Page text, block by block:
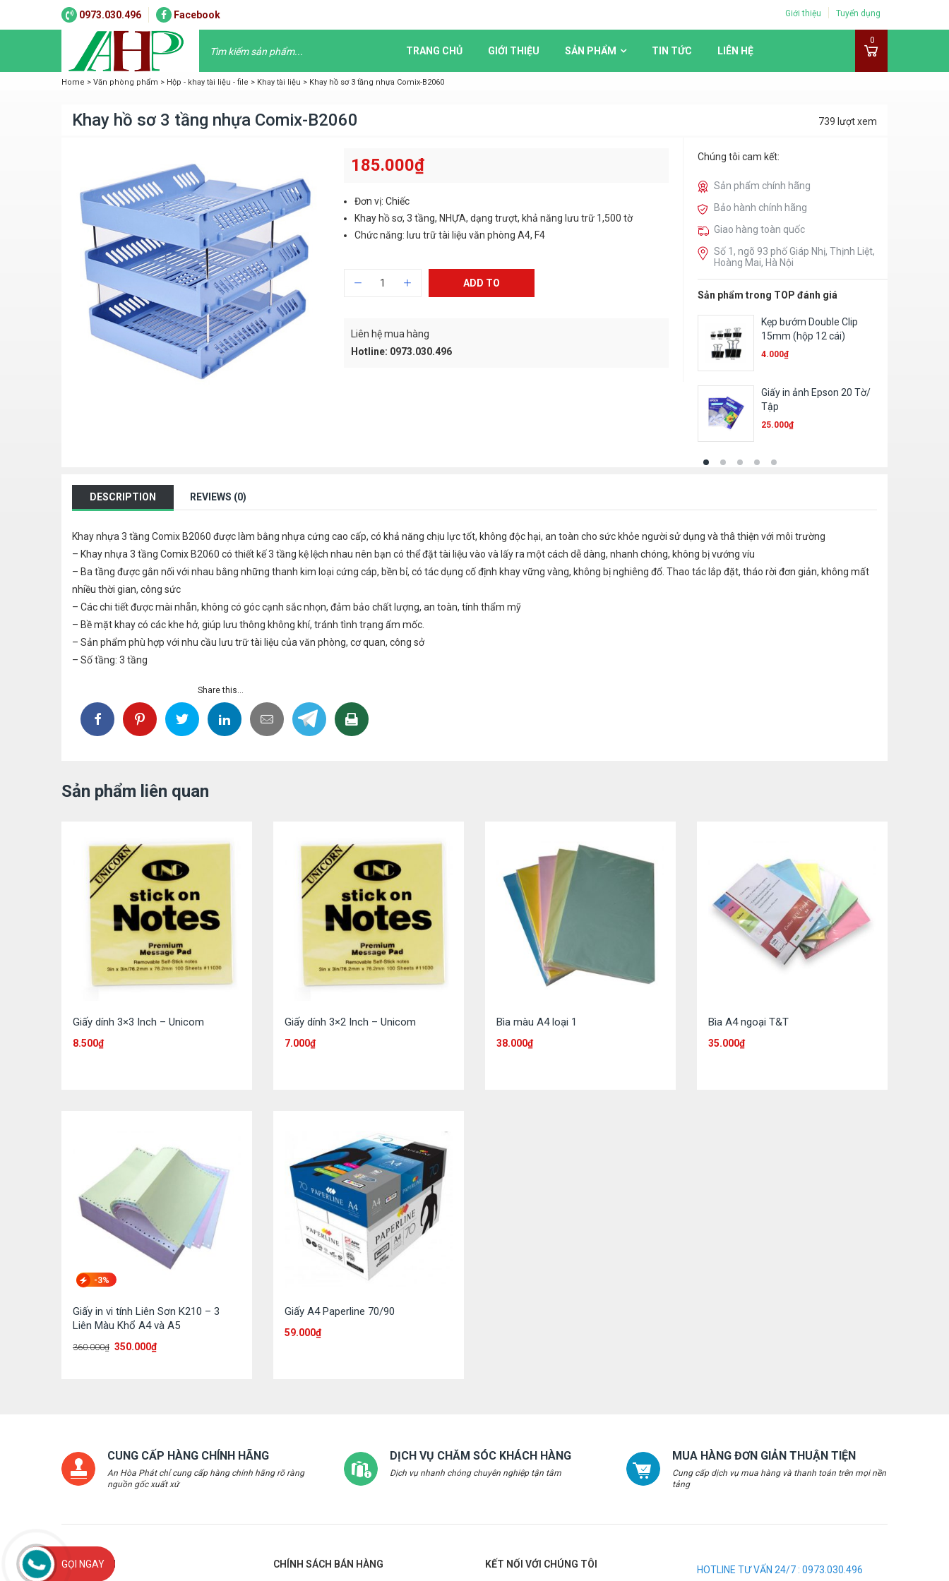
0973.030.496 Facebook Giới thiệu Tuyển dụng
TRANG CHỦ GIỚI THIỆU SẢN PHẨM TIN TỨC LIÊN HỆ
0
Home > Văn phòng phẩm > Hộp - khay tài liệu - file > Khay tài liệu > Khay hồ sơ 3 tầng nhựa Comix-B2060
Khay hồ sơ 3 tầng nhựa Comix-B2060 739 lượt xem
185.000₫
Đơn vị: Chiếc
Khay hồ sơ, 3 tầng, NHỰA, dạng trượt, khả năng lưu trữ 1,500 tờ
Chức năng: lưu trữ tài liệu văn phòng A4, F4
ADD TO
Liên hệ mua hàng
Hotline: 0973.030.496
Chúng tôi cam kết:
Sản phẩm chính hãng
Bảo hành chính hãng
Giao hàng toàn quốc
Số 1, ngõ 93 phố Giáp Nhị, Thịnh Liệt,
Hoàng Mai, Hà Nội
Sản phẩm trong TOP đánh giá
Kẹp bướm Double Clip
15mm (hộp 12 cái)
4.000₫
Giấy in ảnh Epson 20 Tờ/
Tập
25.000₫
DESCRIPTION REVIEWS (0)
Khay nhựa 3 tầng Comix B2060 được làm bằng nhựa cứng cao cấp, có khả năng chịu lực tốt, không độc hại, an toàn cho sức khỏe người sử dụng và thâ thiện với môi trường
– Khay nhựa 3 tầng Comix B2060 có thiết kế 3 tầng kệ lệch nhau nên bạn có thể đặt tài liệu vào và lấy ra một cách dễ dàng, nhanh chóng, không bị vướng víu
– Ba tầng được gắn nối với nhau bằng những thanh kim loại cứng cáp, bền bỉ, có tác dụng cố định khay vững vàng, không bị nghiêng đổ. Thao tác lắp đặt, tháo rời đơn giản, không mất
nhiều thời gian, công sức
– Các chi tiết được mài nhẵn, không có góc cạnh sắc nhọn, đảm bảo chất lượng, an toàn, tính thẩm mỹ
– Bề mặt khay có các khe hở, giúp lưu thông không khí, tránh tình trạng ẩm mốc.
– Sản phẩm phù hợp với nhu cầu lưu trữ tài liệu của văn phòng, cơ quan, công sở
– Số tầng: 3 tầng
Share this...
Sản phẩm liên quan
Giấy dính 3×3 Inch – Unicom
8.500₫
Giấy dính 3×2 Inch – Unicom
7.000₫
Bìa màu A4 loại 1
38.000₫
Bìa A4 ngoại T&T
35.000₫
-3%
Giấy in vi tính Liên Sơn K210 – 3
Liên Màu Khổ A4 và A5
360.000₫ 350.000₫
Giấy A4 Paperline 70/90
59.000₫
CUNG CẤP HÀNG CHÍNH HÃNG
An Hòa Phát chỉ cung cấp hàng chính hãng rõ ràng
nguồn gốc xuất xứ
DỊCH VỤ CHĂM SÓC KHÁCH HÀNG
Dịch vụ nhanh chóng chuyên nghiệp tận tâm
MUA HÀNG ĐƠN GIẢN THUẬN TIỆN
Cung cấp dịch vụ mua hàng và thanh toán trên mọi nền
tảng
THÔNG TIN CHÍNH SÁCH BÁN HÀNG KẾT NỐI VỚI CHÚNG TÔI HOTLINE TƯ VẤN 24/7 : 0973.030.496
GỌI NGAY